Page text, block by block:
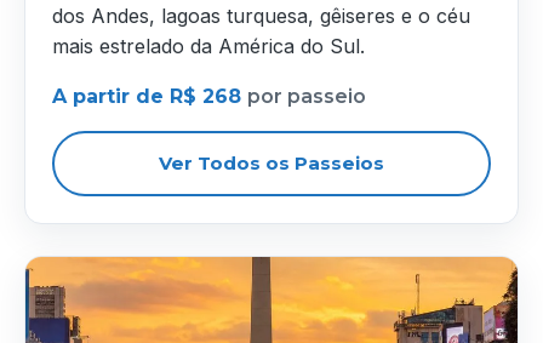
dos Andes, lagoas turquesa, gêiseres e o céu
mais estrelado da América do Sul.
A partir de R$ 268 por passeio
Ver Todos os Passeios